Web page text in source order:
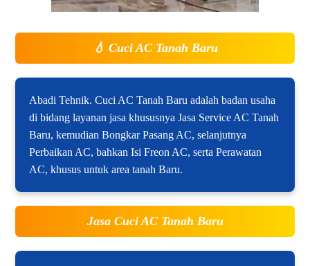
💧 Cuci AC Tanah Baru
Abadi Tehnik. Cuci AC Tanah Baru adalah badan usaha
di bidang layanan jasa khususnya Jasa Service AC Tanah
Baru, kemudian Bongkar Pasang AC, selanjutnya
Perbaikan AC, bahkan Isi Freon AC, serta Perawatan
AC, khusus untuk area tanah Baru.
Jasa Cuci AC Tanah Baru